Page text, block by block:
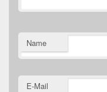
Name
E-Mail